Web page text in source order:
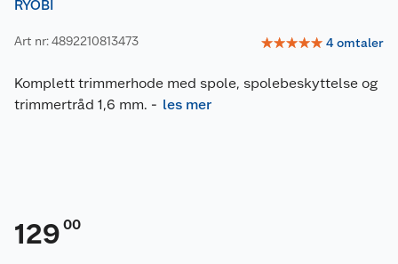
RYOBI
Art nr: 4892210813473 ☆☆☆☆☆ 4omtaler
Komplett trimmerhode med spole, spolebeskyttelse og
trimmertråd 1,6 mm. - les mer
129 00